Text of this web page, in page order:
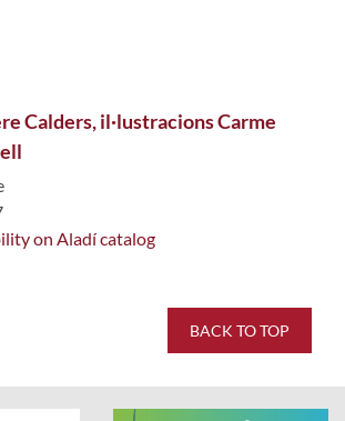
Calders, il·lustracions Carme
on Aladí catalog
BACK TO TOP